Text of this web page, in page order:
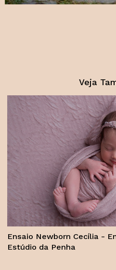
Veja
Ensaio Newborn Cecília -
Estúdio da Penha